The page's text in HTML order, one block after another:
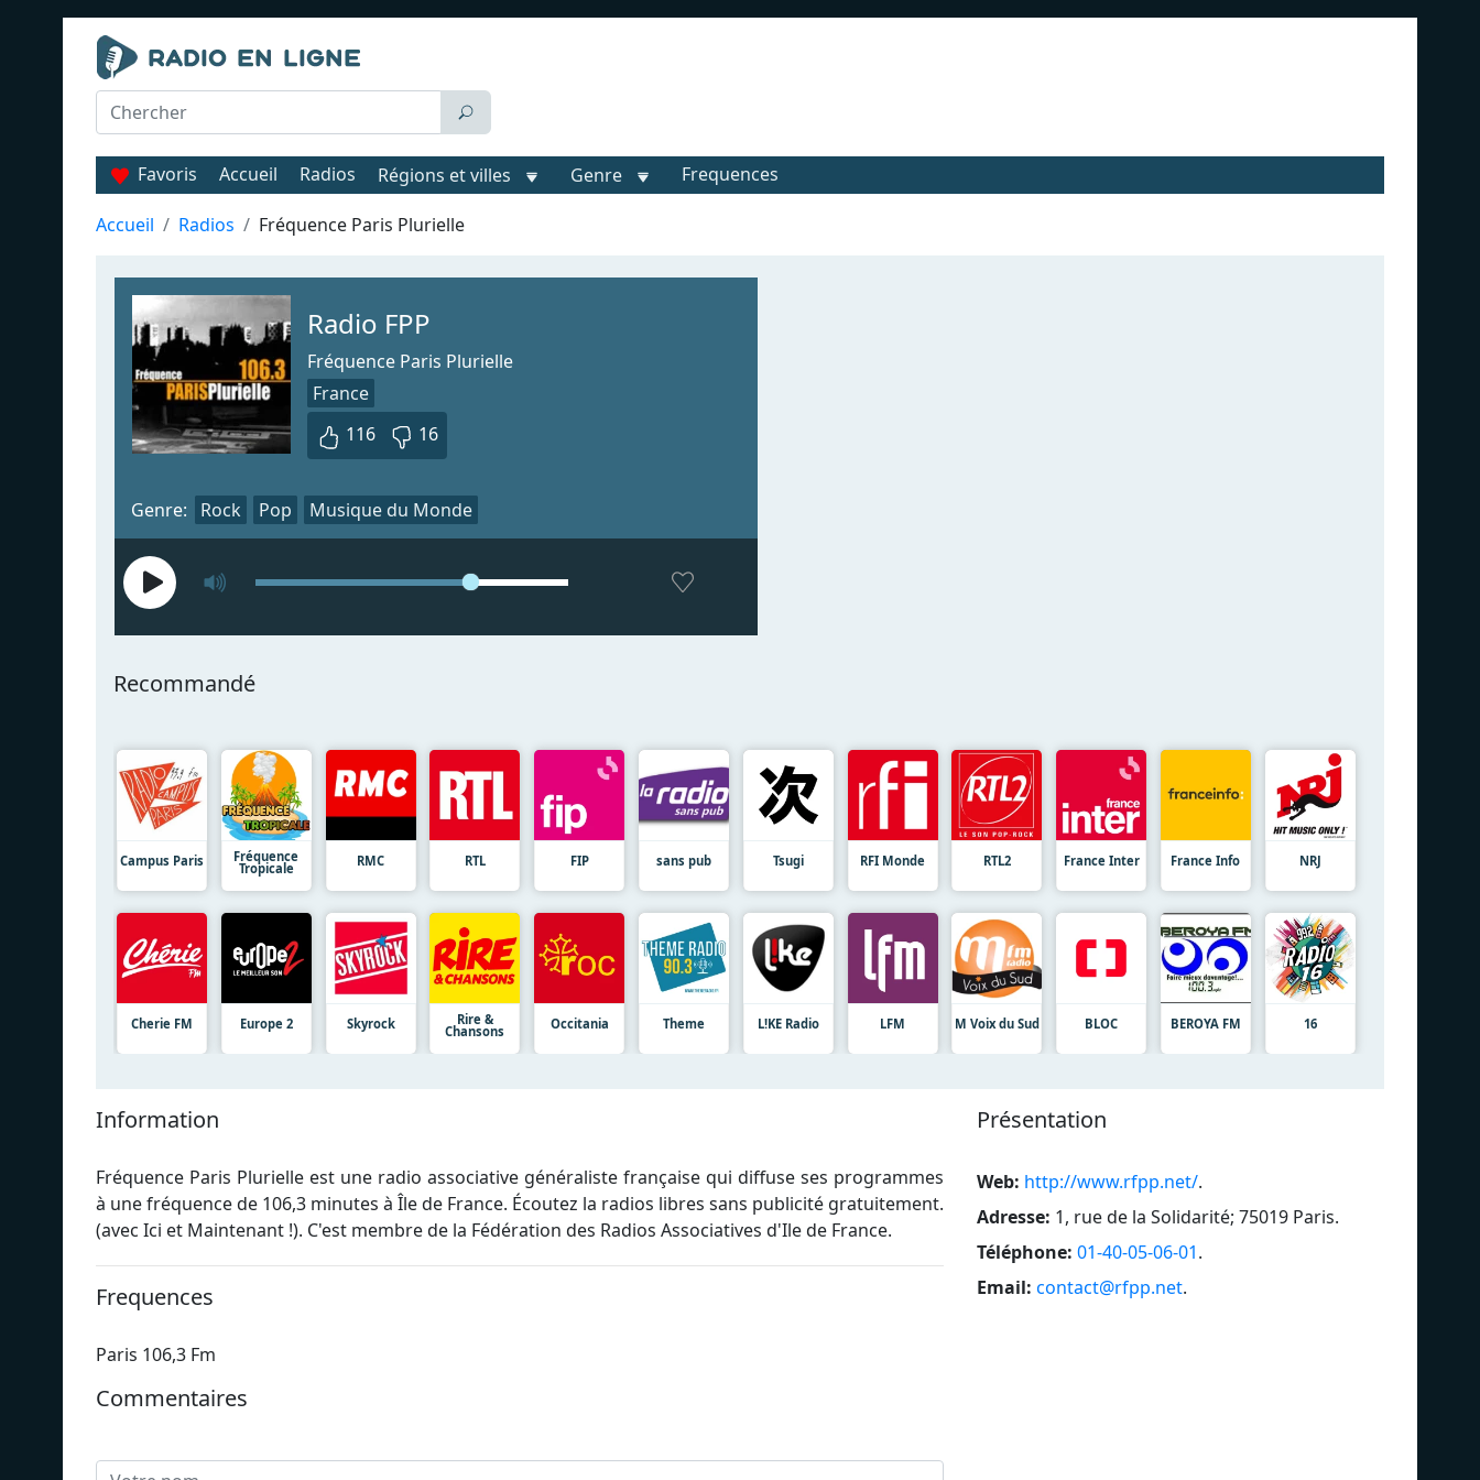
Favoris Accueil Radios Régions et villes Genre Frequences
Accueil Radios Fréquence Paris Plurielle
Radio FPP
Fréquence Paris Plurielle
France
116
16
Genre: Rock Pop Musique du Monde
Recommandé
Campus Paris Fréquence
Tropicale RMC RTL FIP sans pub Tsugi RFI Monde RTL2 France Inter France Info NRJ
Cherie FM Europe 2 Skyrock Rire &
Chansons Occitania Theme L!KE Radio LFM M Voix du Sud BLOC BEROYA FM 16
Information
Fréquence Paris Plurielle est une radio associative généraliste française qui diffuse ses programmes
à une fréquence de 106,3 minutes à Île de France. Écoutez la radios libres sans publicité gratuitement.
(avec Ici et Maintenant !). C'est membre de la Fédération des Radios Associatives d'Ile de France.
Frequences
Paris 106,3 Fm
Présentation
Web: http://www.rfpp.net/.
Adresse: 1, rue de la Solidarité; 75019 Paris.
Téléphone: 01-40-05-06-01.
Email: contact@rfpp.net.
Commentaires